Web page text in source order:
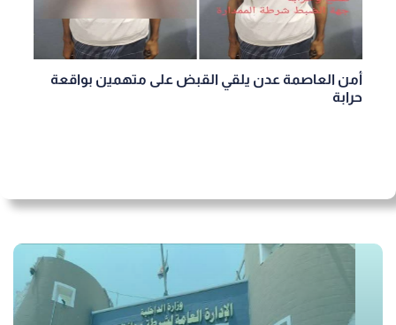
أمن العاصمة عدن يلقي القبض على متهمين بواقعة
حرابة